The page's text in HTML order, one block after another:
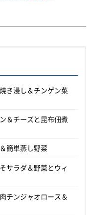
き浸し＆チンゲン菜
＆チーズと昆布佃煮
簡単蒸し野菜
サラダ＆野菜とウィ
チンジャオロース＆